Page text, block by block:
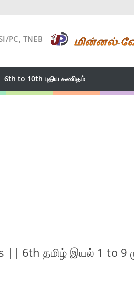
PC, TNEB
6th to 10th புதிய கணிதம்
|| 6th தமிழ் இயல் 1 to 9